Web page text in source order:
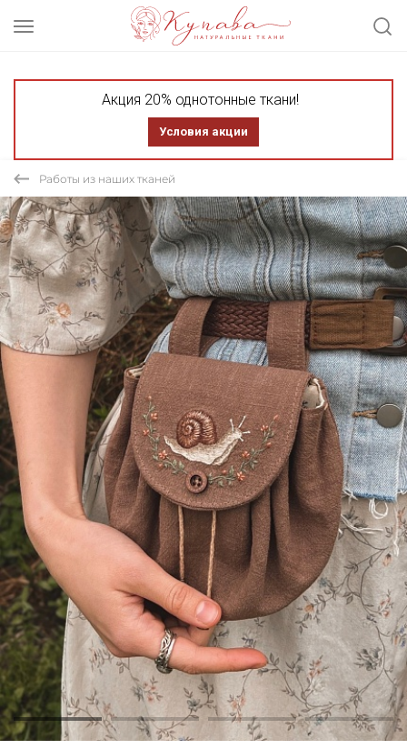
Акция 20% однотонные ткани!
Условия акции
Работы из наших тканей